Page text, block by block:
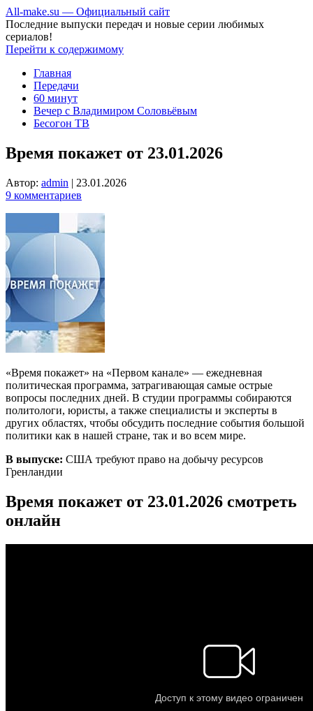
All-make.su — Официальный сайт
Последние выпуски передач и новые серии любимых
сериалов!
Перейти к содержимому
Главная
Передачи
60 минут
Вечер с Владимиром Соловьёвым
Бесогон ТВ
Время покажет от 23.01.2026
Автор: admin | 23.01.2026
9 комментариев
«Время покажет» на «Первом канале» — ежедневная
политическая программа, затрагивающая самые острые
вопросы последних дней. В студии программы собираются
политологи, юристы, а также специалисты и эксперты в
других областях, чтобы обсудить последние события большой
политики как в нашей стране, так и во всем мире.
В выпуске: США требуют право на добычу ресурсов
Гренландии
Время покажет от 23.01.2026 смотреть
онлайн